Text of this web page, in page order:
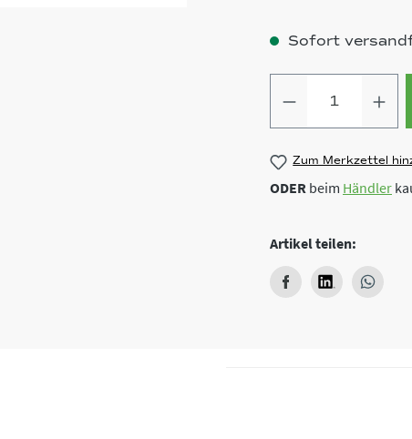
Sofort
Produkt
Zum Merkzettel
ODER beim Händler
Artikel teilen: